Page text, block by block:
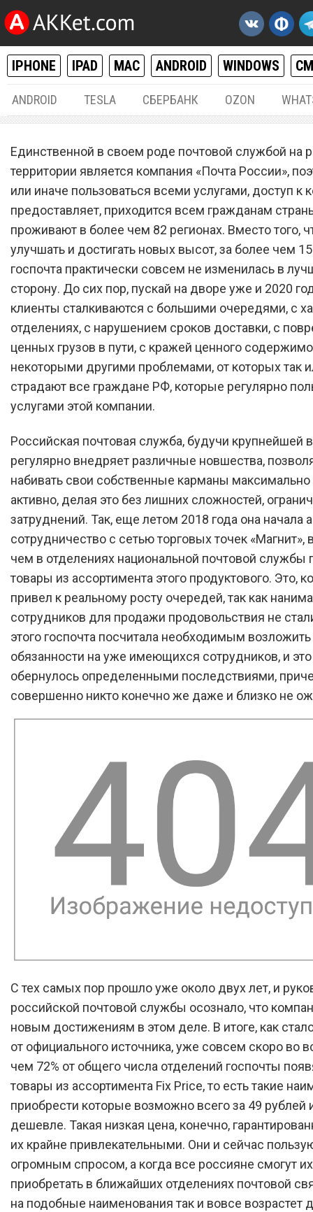
IPHONE IPAD MAC ANDROID WINDOWS
ANDROID TESLA СБЕРБАНК OZON
«Почта России» решила
не выдавать посылки
Единственной в своем роде почтовой службой на
территории является компания «Почта России»,
или иначе пользоваться всеми услугами, доступ к
предоставляет, приходится всем гражданам
проживают в более чем 82 регионах. Вместо того,
улучшать и достигать новых высот, за более чем
госпочта практически совсем не изменилась в
сторону. До сих пор, пускай на дворе уже и 2020
клиенты сталкиваются с большими очередями, с
отделениях, с нарушением сроков доставки, с
ценных грузов в пути, с кражей ценного
некоторыми другими проблемами, от которых так
страдают все граждане РФ, которые регулярно
услугами этой компании.
Российская почтовая служба, будучи крупнейшей
регулярно внедряет различные новшества,
набивать свои собственные карманы
активно, делая это без лишних сложностей,
затруднений. Так, еще летом 2018 года она начала
сотрудничество с сетью торговых точек «Магнит»,
чем в отделениях национальной почтовой службы
товары из ассортимента этого продуктового. Это,
привел к реальному росту очередей, так как
сотрудников для продажи продовольствия не
этого госпочта посчитала необходимым
обязанности на уже имеющихся сотрудников, и это
обернулось определенными последствиями,
совершенно никто конечно же даже и близко не
С тех самых пор прошло уже около двух лет, и
российской почтовой службы осознало, что
новым достижениям в этом деле. В итоге, как
от официального источника, уже совсем скоро во
чем 72% от общего числа отделений госпочты
товары из ассортимента Fix Price, то есть такие
приобрести которые возможно всего за 49 рублей
дешевле. Такая низкая цена, конечно,
их крайне привлекательными. Они и сейчас
огромным спросом, а когда все россияне смогут их
приобретать в ближайших отделениях почтовой
на подобные наименования так и вовсе возрастет